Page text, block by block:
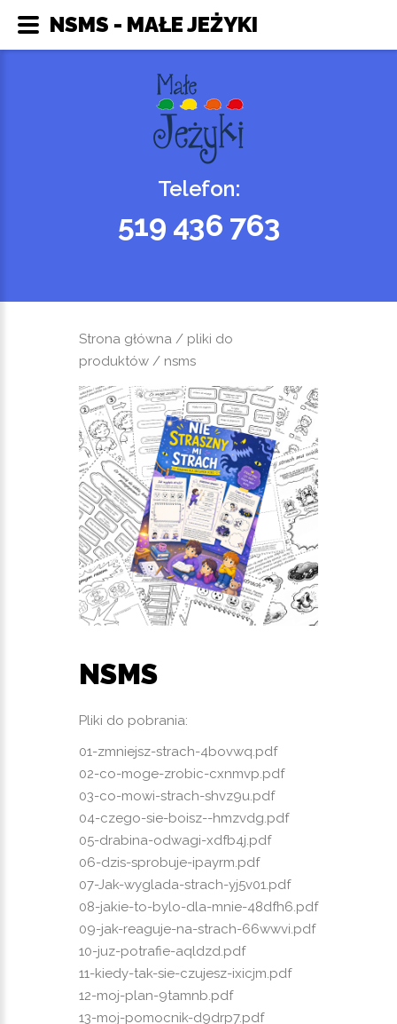
Telefon:
519 436 763
Strona główna / pliki do
produktów / nsms
NSMS
Pliki do pobrania:
01-zmniejsz-strach-4bovwq.pdf
02-co-moge-zrobic-cxnmvp.pdf
03-co-mowi-strach-shvz9u.pdf
04-czego-sie-boisz--hmzvdg.pdf
05-drabina-odwagi-xdfb4j.pdf
06-dzis-sprobuje-ipayrm.pdf
07-Jak-wyglada-strach-yj5v01.pdf
08-jakie-to-bylo-dla-mnie-48dfh6.pdf
09-jak-reaguje-na-strach-66wwvi.pdf
10-juz-potrafie-aqldzd.pdf
11-kiedy-tak-sie-czujesz-ixicjm.pdf
12-moj-plan-9tamnb.pdf
13-moj-pomocnik-d9drp7.pdf
NSMS - MAŁE JEŻYKI